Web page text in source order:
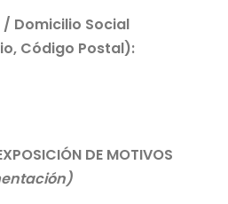
Domicilio Social
Código Postal):
DE MOTIVOS